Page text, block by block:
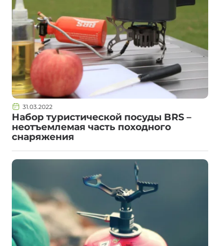
31.03.2022
Набор туристической посуды BRS –
неотъемлемая часть походного
снаряжения